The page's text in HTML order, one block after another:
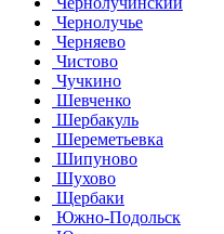
Чернолучье
Черняево
Чистово
Чучкино
Шевченко
Шербакуль
Шереметьевка
Шипуново
Шухово
Щербаки
Южно-Подольск